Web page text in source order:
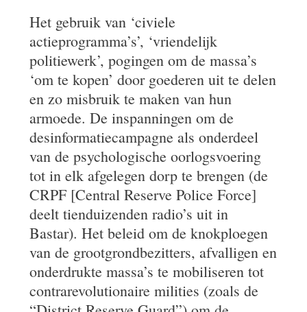
Het gebruik van ‘civiele
actieprogramma’s’, ‘vriendelijk
politiewerk’, pogingen om de massa’s
‘om te kopen’ door goederen uit te delen
en zo misbruik te maken van hun
armoede. De inspanningen om de
desinformatiecampagne als onderdeel
van de psychologische oorlogsvoering
tot in elk afgelegen dorp te brengen (de
CRPF [Central Reserve Police Force]
deelt tienduizenden radio’s uit in
Bastar). Het beleid om de knokploegen
van de grootgrondbezitters, afvalligen en
onderdrukte massa’s te mobiliseren tot
contrarevolutionaire milities (zoals de